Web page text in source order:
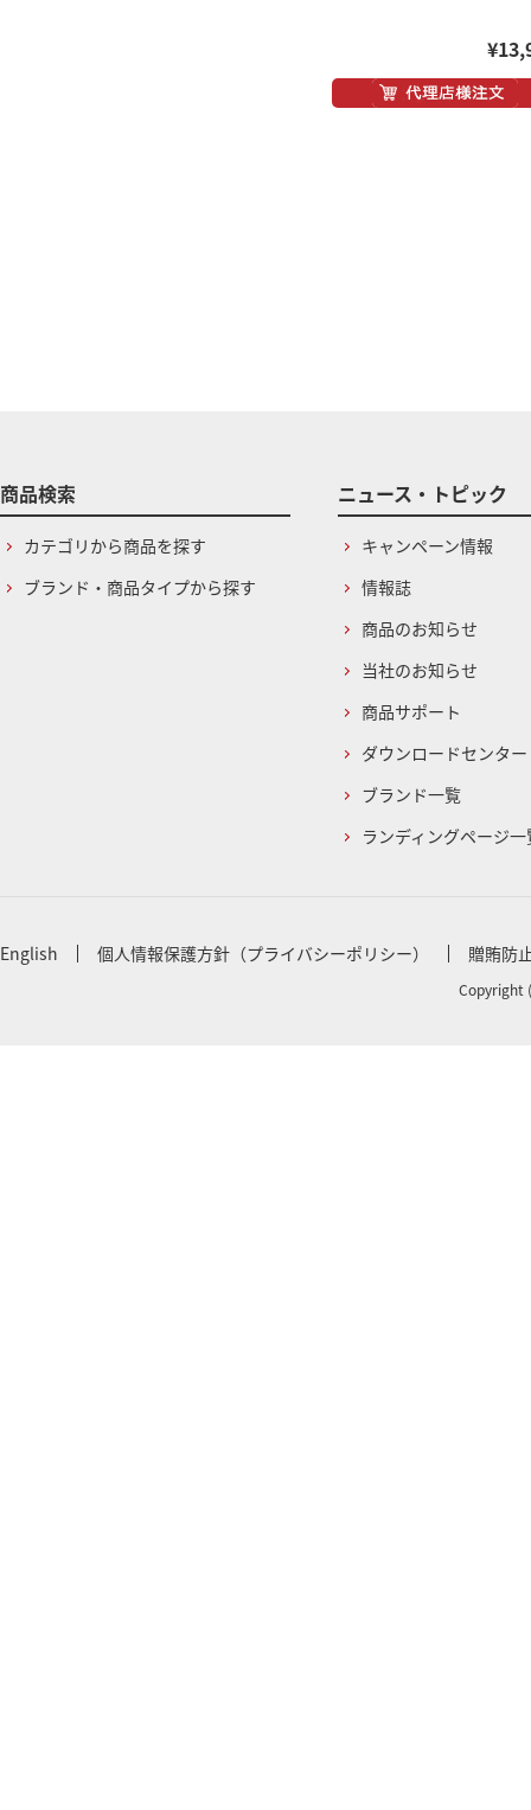
商品検索
カテゴリから商品を探す
ブランド・商品タイプから探す
ニュース・トピック
キャンペーン情報
情報誌
商品のお知らせ
当社のお知らせ
商品サポート
ダウンロードセンター
ブランド一覧
ランディングページ一
English 個人情報保護方針（プライバシーポリシー） 贈賄防
Copyright